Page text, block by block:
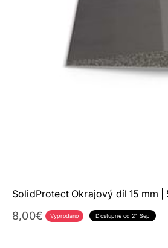
SolidProtect Okrajový díl 15 mm |
Prodejní cena
8,00€ Vyprodáno Dostupné od 21 Sep